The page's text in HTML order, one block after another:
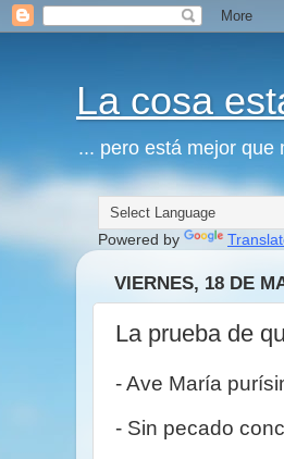
La cosa
... pero está mejor que
Powered by
VIERNES, 18 DE
La prueba de
- Ave María
- Sin pecado